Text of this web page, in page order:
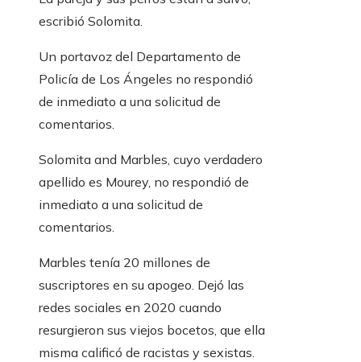
escribió Solomita.
Un portavoz del Departamento de
Policía de Los Ángeles no respondió
de inmediato a una solicitud de
comentarios.
Solomita and Marbles, cuyo verdadero
apellido es Mourey, no respondió de
inmediato a una solicitud de
comentarios.
Marbles tenía 20 millones de
suscriptores en su apogeo. Dejó las
redes sociales en 2020 cuando
resurgieron sus viejos bocetos, que ella
misma calificó de racistas y sexistas.